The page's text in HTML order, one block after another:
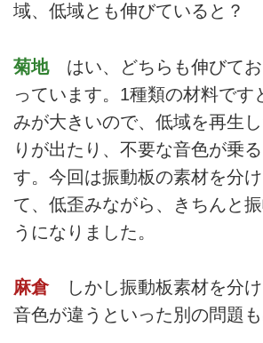
域、低域とも伸びていると？
菊地はい、どちらも伸びてお
っています。1種類の材料です
みが大きいので、低域を再生
りが出たり、不要な音色が乗
す。今回は振動板の素材を分
て、低歪みながら、きちんと
うになりました。
麻倉しかし振動板素材を分け
音色が違うといった別の問題も